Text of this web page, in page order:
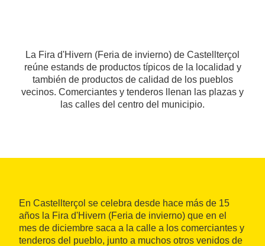
La Fira d'Hivern (Feria de invierno) de Castellterçol
reúne estands de productos típicos de la localidad y
también de productos de calidad de los pueblos
vecinos. Comerciantes y tenderos llenan las plazas y
las calles del centro del municipio.
En Castellterçol se celebra desde hace más de 15
años la Fira d'Hivern (Feria de invierno) que en el
mes de diciembre saca a la calle a los comerciantes y
tenderos del pueblo, junto a muchos otros venidos de